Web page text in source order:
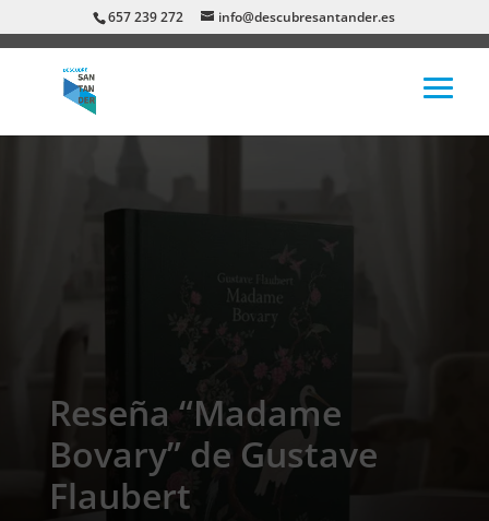
657 239 272 info@descubresantander.es
Reseña “Madame
Bovary” de Gustave
Flaubert